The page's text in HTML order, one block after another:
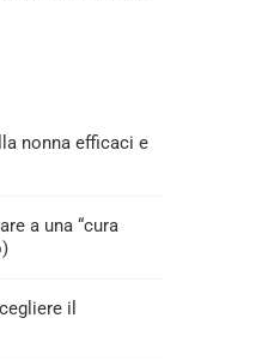
nonna efficaci e
a una “cura
il